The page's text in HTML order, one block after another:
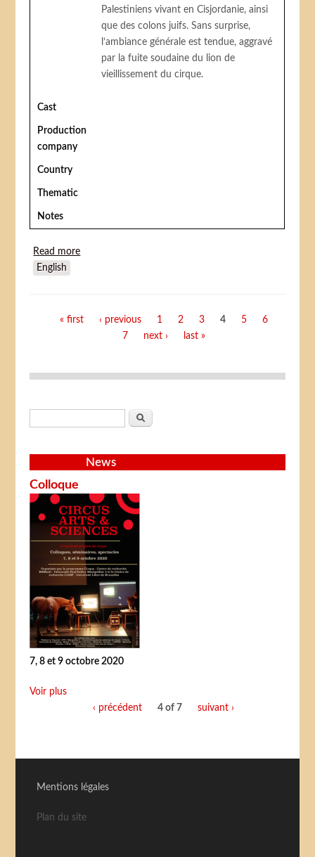
Palestiniens vivant en Cisjordanie, ainsi
que des colons juifs. Sans surprise,
l’ambiance générale est tendue, aggravé
par la fuite soudaine du lion de
vieillissement du cirque.
Cast
Production
company
Country
Thematic
Notes
Read more
English
Pages« first ‹ previous 1 2 3 4 5
6
7
next › last »
Search
News
Colloque
7, 8 et 9 octobre 2020
Voir plus
‹ précédent
4 of 7 suivant ›
Mentions légales
Plan du site